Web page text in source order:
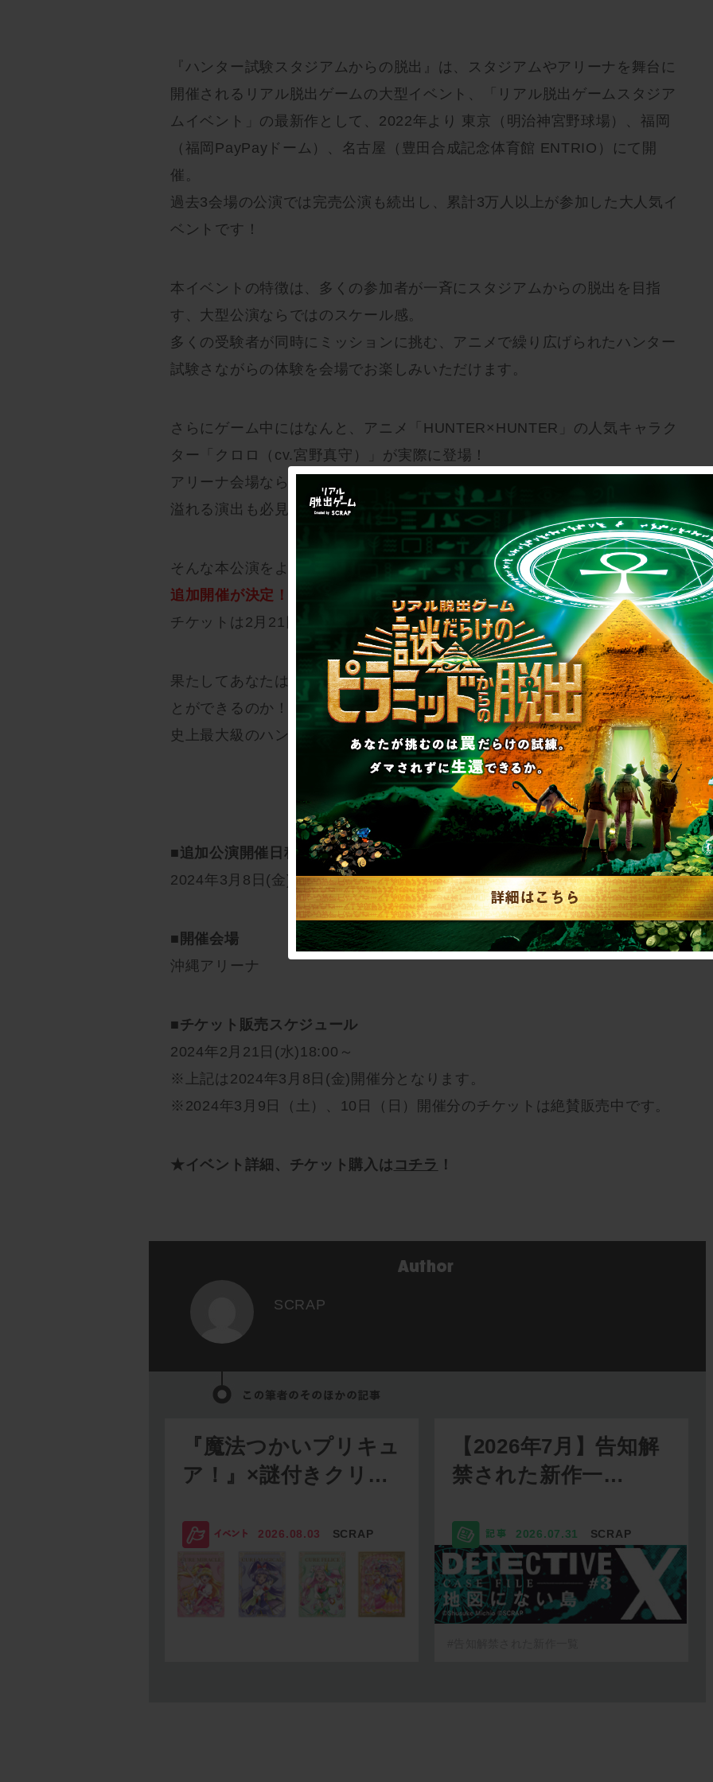
『ハンター試験スタジアムからの脱出』は、スタジアムやアリーナを舞台に
開催されるリアル脱出ゲームの大型イベント、「リアル脱出ゲームスタジア
ムイベント」の最新作として、2022年より 東京（明治神宮野球場）、福岡
（福岡PayPayドーム）、名古屋（豊田合成記念体育館 ENTRIO）にて開
催。
過去3会場の公演では完売公演も続出し、累計3万人以上が参加した大人気イ
ベントです！
本イベントの特徴は、多くの参加者が一斉にスタジアムからの脱出を目指
す、大型公演ならではのスケール感。
多くの受験者が同時にミッションに挑む、アニメで繰り広げられたハンター
試験さながらの体験を会場でお楽しみいただけます。
さらにゲーム中にはなんと、アニメ「HUNTER×HUNTER」の人気キャラク
ター「クロロ（cv.宮野真守）」が実際に登場！
アリーナ会場ならではの迫力の音響と映像によって繰り広げられる、臨場感
溢れる演出も必見です！
そんな本公演をより多くの方にご体験いただくため、 2024年3月8日(金)にも
追加開催が決定！
チケットは2月21日(水)より販売開始となります。
果たしてあなたは幻影旅団の罠を潜り抜け、アリーナから無事に脱出するこ
とができるのか！
史上最大級のハンター試験をこの機会にぜひお楽しみください☆
＋＋＋【詳細】＋＋＋
■追加公演開催日程
2024年3月8日(金)
■開催会場
沖縄アリーナ
■チケット販売スケジュール
2024年2月21日(水)18:00～
※上記は2024年3月8日(金)開催分となります。
※2024年3月9日（土）、10日（日）開催分のチケットは絶賛販売中です。
★イベント詳細、チケット購入は コチラ ！
SCRAP
『魔法つかいプリキュ
ア！』×謎付きクリ…
2026.08.03 SCRAP
【2026年7月】告知解
禁された新作一…
2026.07.31 SCRAP